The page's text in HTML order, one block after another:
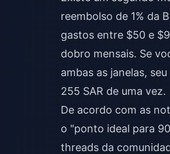
reembolso de 1% da
gastos entre $50 e
dobro mensais. Se
ambas as janelas,
255 SAR de uma vez.
De acordo com as
o "ponto ideal para
threads da